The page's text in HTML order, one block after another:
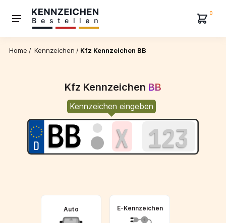
0
Home / Kennzeichen / Kfz Kennzeichen BB
Kfz Kennzeichen BB
Kennzeichen eingeben
Auto E-Kennzeichen